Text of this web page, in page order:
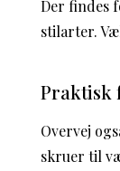
Der findes
stilarter.
Praktisk
Overvej
skruer til